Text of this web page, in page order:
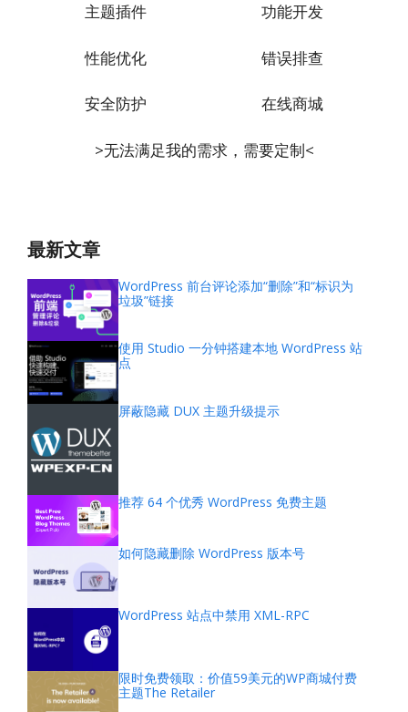
主题插件
性能优化
安全防护
功能开发
错误排查
在线商城
>无法满足我的需求，需要定制<
最新文章
WordPress 前台评论添加“删除”和“标识为
垃圾”链接
使用 Studio 一分钟搭建本地 WordPress 站
点
屏蔽隐藏 DUX 主题升级提示
推荐 64 个优秀 WordPress 免费主题
如何隐藏删除 WordPress 版本号
WordPress 站点中禁用 XML-RPC
限时免费领取：价值59美元的WP商城付费
主题The Retailer